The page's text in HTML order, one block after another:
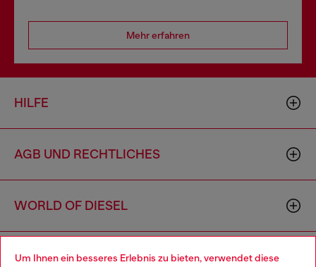
Um Ihnen ein besseres Erlebnis zu bieten, verwendet diese
Mehr erfahren
HILFE
AGB UND RECHTLICHES
WORLD OF DIESEL
CORPORATE